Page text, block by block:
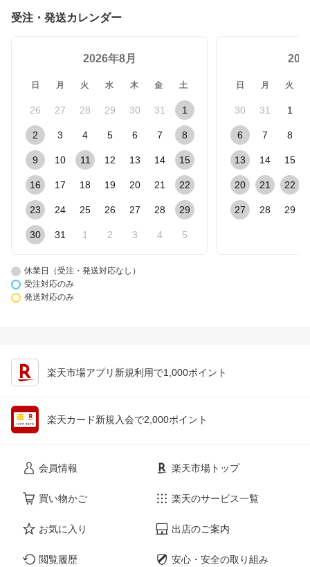
受注・発送カレンダー
2026年8月
日 月 火 水 木 金 土
26 27 28 29 30 31 1
2 3 4 5 6 7 8
9 10 11 12 13 14 15
16 17 18 19 20 21 22
23 24 25 26 27 28 29
30 31 1 2 3 4 5
日 月 火
30 31 1
6 7 8
13 14 15
20 21 22
27 28 29
休業日（受注・発送対応なし）
受注対応のみ
発送対応のみ
楽天市場アプリ新規利用で1,000ポイント
楽天カード新規入会で2,000ポイント
会員情報
買い物かご
お気に入り
閲覧履歴
楽天市場トップ
楽天のサービス一覧
出店のご案内
安心・安全の取り組み